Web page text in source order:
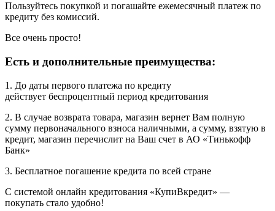
Пользуйтесь покупкой и погашайте ежемесячный платеж по
кредиту без комиссий.
Все очень просто!
Есть и дополнительные преимущества:
1. До даты первого платежа по кредиту
действует беспроцентный период кредитования
2. В случае возврата товара, магазин вернет Вам полную
сумму первоначального взноса наличными, а сумму, взятую в
кредит, магазин перечислит на Ваш счет в АО «Тинькофф
Банк»
3. Бесплатное погашение кредита по всей стране
С системой онлайн кредитования «КупиВкредит» —
покупать стало удобно!